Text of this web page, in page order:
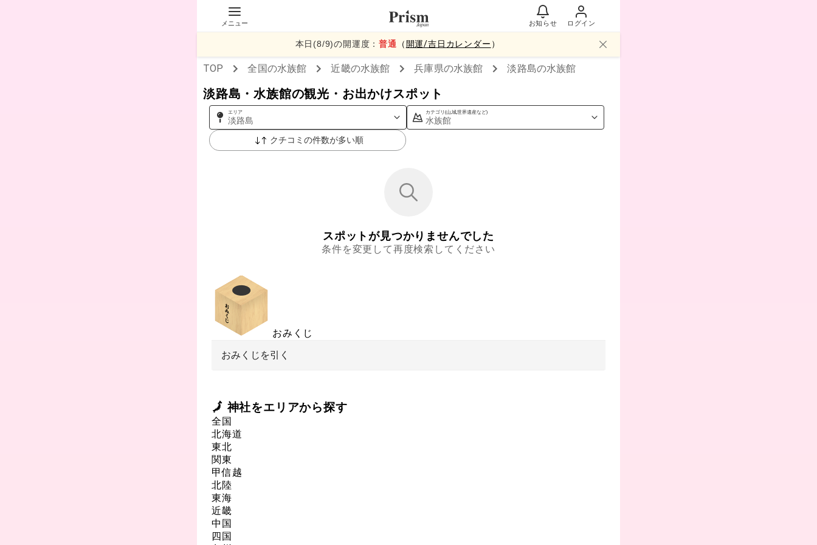
メニュー お知らせ ログイン
本日(8/9)の開運度：普通 （ 開運/吉日カレンダー ）
TOP 全国の水族館 近畿の水族館 兵庫県の水族館 淡路島の水族館
淡路島・水族館の観光・お出かけスポット
エリア
淡路島
カテゴリ(山,城,世界遺産など)
水族館
クチコミの件数が多い順
スポットが見つかりませんでした
条件を変更して再度検索してください
おみくじ
おみくじを引く
🗾 神社をエリアから探す
全国
北海道
東北
関東
甲信越
北陸
東海
近畿
中国
四国